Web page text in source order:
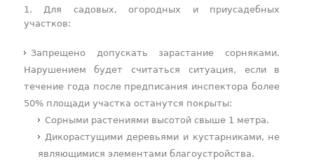
1. Для садовых, огородных и приусадебных
участков:
Запрещено допускать зарастание сорняками.
Нарушением будет считаться ситуация, если в
течение года после предписания инспектора более
50% площади участка останутся покрыты:
Сорными растениями высотой свыше 1 метра.
Дикорастущими деревьями и кустарниками, не
являющимися элементами благоустройства.